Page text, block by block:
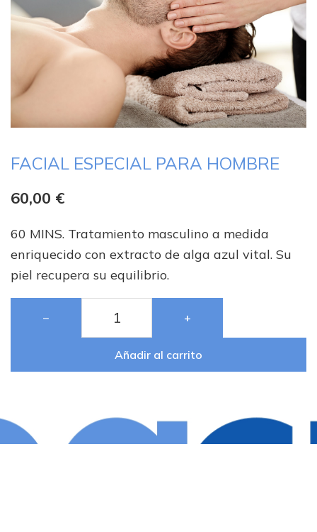
FACIAL ESPECIAL PARA HOMBRE
60,00 €
60 MINS. Tratamiento masculino a medida
enriquecido con extracto de alga azul vital. Su
piel recupera su equilibrio.
− +
Añadir al carrito